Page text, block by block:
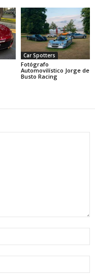
Car Spotters
Fotógrafo
Automovilístico Jorge de
Busto Racing